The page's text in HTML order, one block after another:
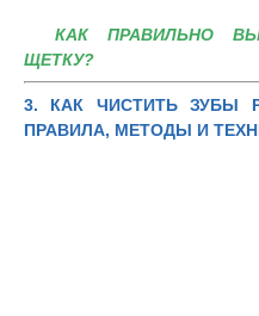
КАК ПРАВИЛЬНО
ЩЕТКУ?
3. КАК ЧИСТИТЬ ЗУБЫ
ПРАВИЛА, МЕТОДЫ И